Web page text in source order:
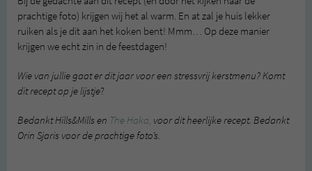
prachtige foto) krijgen wij het al warm. En at zal je huis lekker
ruiken als je dit aan het koken bent! Mmm… Op deze manier
krijgen we echt zin in de feestdagen!
Wie van jullie gaat er dit jaar voor een stressvrij kerstmenu? Komt
dit recept op je lijstje?
Bedankt Hills&Mills en The Haka, voor dit heerlijke recept. Bedankt
Orin Sjaris voor de prachtige foto’s.